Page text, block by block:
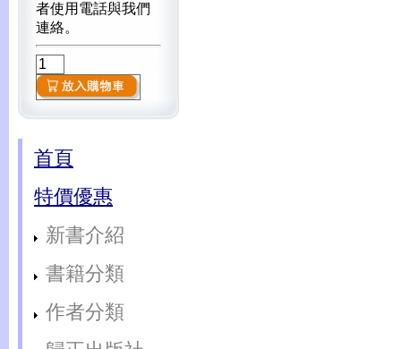
者使用電話與我們
連絡。
首頁
特價優惠
新書介紹
書籍分類
作者分類